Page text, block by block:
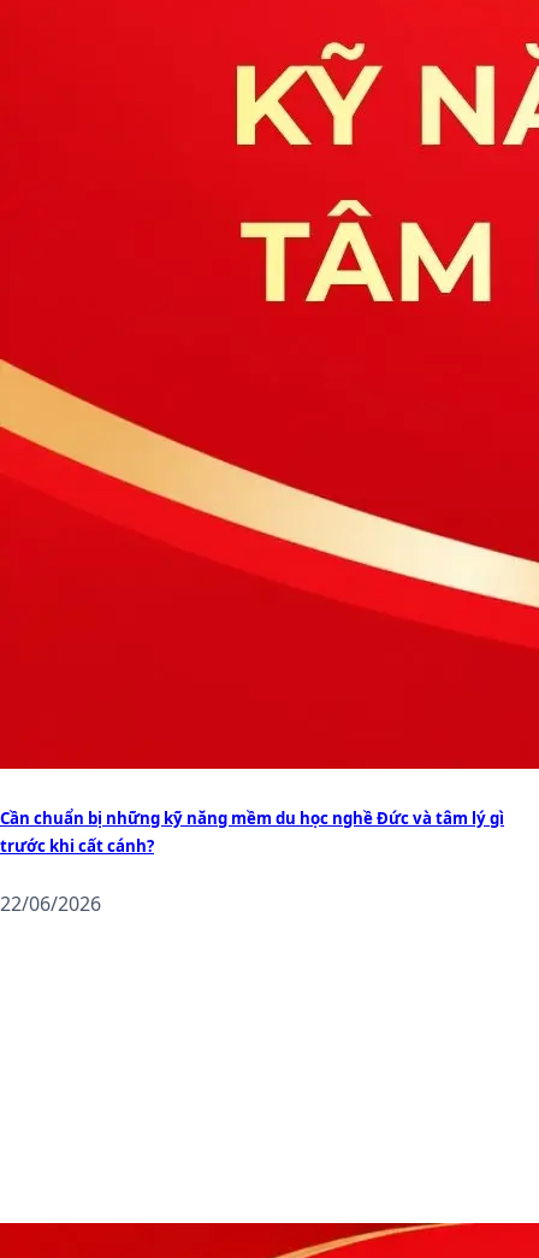
Cần chuẩn bị những kỹ năng mềm du học nghề Đức và tâm lý gì
trước khi cất cánh?
22/06/2026